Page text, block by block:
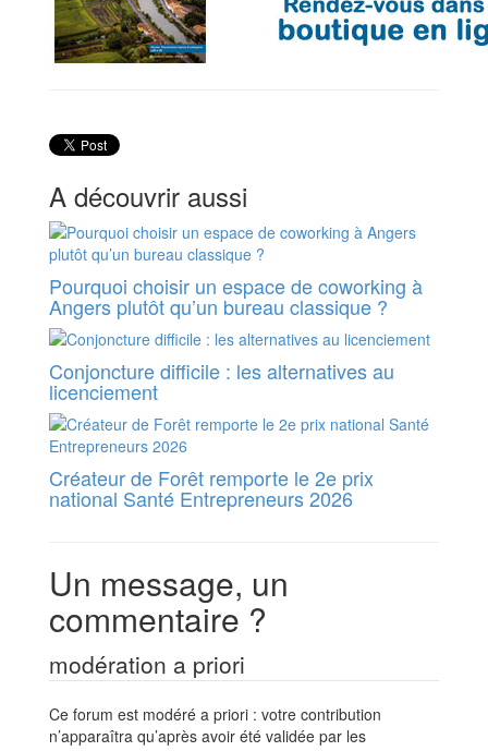
A découvrir aussi
Pourquoi choisir un espace de coworking à
Angers plutôt qu’un bureau classique ?
Conjoncture difficile : les alternatives au
licenciement
Créateur de Forêt remporte le 2e prix
national Santé Entrepreneurs 2026
Un message, un
commentaire ?
modération a priori
Ce forum est modéré a priori : votre contribution
n’apparaîtra qu’après avoir été validée par les